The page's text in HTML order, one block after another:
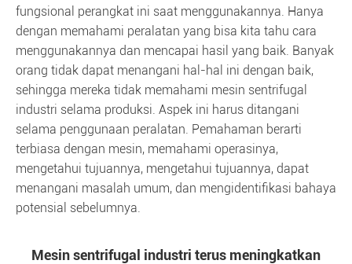
fungsional perangkat ini saat menggunakannya. Hanya
dengan memahami peralatan yang bisa kita tahu cara
menggunakannya dan mencapai hasil yang baik. Banyak
orang tidak dapat menangani hal-hal ini dengan baik,
sehingga mereka tidak memahami mesin sentrifugal
industri selama produksi. Aspek ini harus ditangani
selama penggunaan peralatan. Pemahaman berarti
terbiasa dengan mesin, memahami operasinya,
mengetahui tujuannya, mengetahui tujuannya, dapat
menangani masalah umum, dan mengidentifikasi bahaya
potensial sebelumnya.
Mesin sentrifugal industri terus meningkatkan